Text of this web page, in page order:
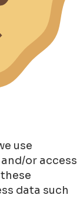
use
or access
data such